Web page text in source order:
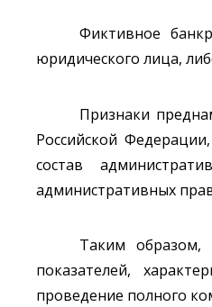
Фиктивное
юридического лица,
Признаки
Российской
состав
административных
Таким образом,
показателей,
проведение полного